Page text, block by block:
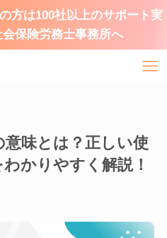
方は100社以上のサポート実
保険労務士事務所へ
意味とは？正しい使
かりやすく解説！